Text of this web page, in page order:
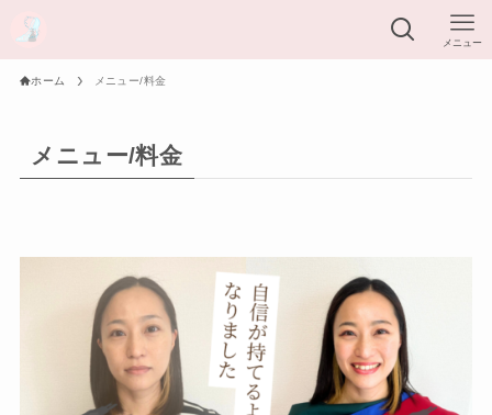
メニュー
ホーム メニュー/料金
メニュー/料金